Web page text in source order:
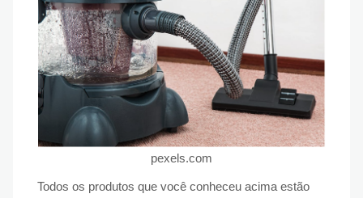
pexels.com
Todos os produtos que você conheceu acima estão